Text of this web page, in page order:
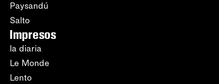
Paysandú
Salto
Impresos
la diaria
Le Monde
Lento